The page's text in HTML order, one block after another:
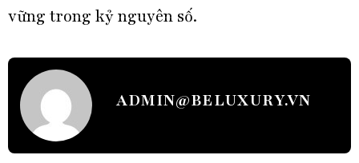
vững trong kỷ nguyên số.
ADMIN@BELUXURY.VN